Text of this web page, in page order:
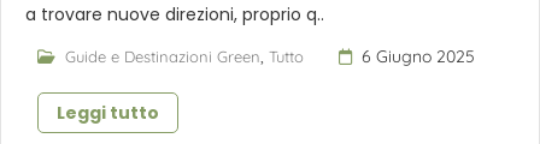
a trovare nuove direzioni, proprio q..
Guide e Destinazioni Green, Tutto 6 Giugno 2025
Leggi tutto